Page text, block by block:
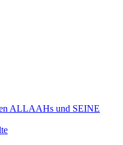
ALLAAHs und SEINE